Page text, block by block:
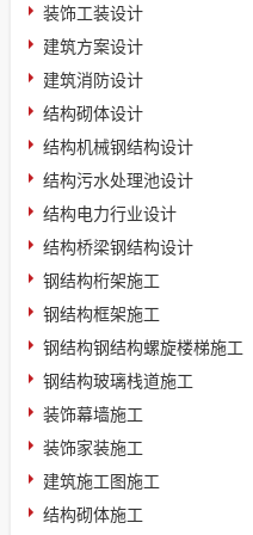
装饰工装设计
建筑方案设计
建筑消防设计
结构砌体设计
结构机械钢结构设计
结构污水处理池设计
结构电力行业设计
结构桥梁钢结构设计
钢结构桁架施工
钢结构框架施工
钢结构钢结构螺旋楼梯施工
钢结构玻璃栈道施工
装饰幕墙施工
装饰家装施工
建筑施工图施工
结构砌体施工